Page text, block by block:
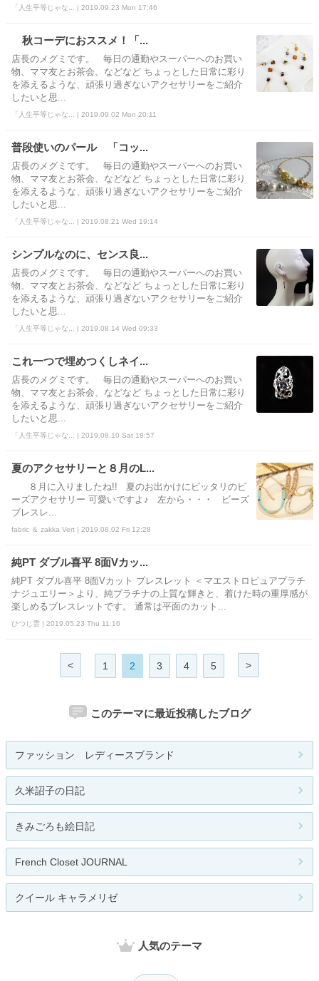
「人生平等じゃな... | 2019.09.23 Mon 17:46
秋コーデにおススメ！「...
店長のメグミです。 毎日の通勤やスーパーへのお買い
物、ママ友とお茶会、などなど ちょっとした日常に彩り
を添えるような、頑張り過ぎないアクセサリーをご紹介
したいと思...
「人生平等じゃな... | 2019.09.02 Mon 20:11
普段使いのパール 「コッ...
店長のメグミです。 毎日の通勤やスーパーへのお買い
物、ママ友とお茶会、などなど ちょっとした日常に彩り
を添えるような、頑張り過ぎないアクセサリーをご紹介
したいと思...
「人生平等じゃな... | 2019.08.21 Wed 19:14
シンプルなのに、センス良...
店長のメグミです。 毎日の通勤やスーパーへのお買い
物、ママ友とお茶会、などなど ちょっとした日常に彩り
を添えるような、頑張り過ぎないアクセサリーをご紹介
したいと思...
「人生平等じゃな... | 2019.08.14 Wed 09:33
これ一つで埋めつくしネイ...
店長のメグミです。 毎日の通勤やスーパーへのお買い
物、ママ友とお茶会、などなど ちょっとした日常に彩り
を添えるような、頑張り過ぎないアクセサリーをご紹介
したいと思...
「人生平等じゃな... | 2019.08.10 Sat 18:57
夏のアクセサリーと８月のL...
８月に入りましたね!! 夏のお出かけにピッタリのビ
ーズアクセサリー 可愛いですよ♪ 左から・・・ ビーズ
ブレスレ...
fabric ＆ zakka Vert | 2019.08.02 Fri 12:28
純PT ダブル喜平 8面Vカッ...
純PT ダブル喜平 8面Vカット ブレスレット ＜マエストロピュアプラチ
ナジュエリー＞より、純プラチナの上質な輝きと、着けた時の重厚感が
楽しめるブレスレットです。 通常は平面のカット...
ひつじ雲 | 2019.05.23 Thu 11:16
< 1 2 3 4 5 >
このテーマに最近投稿したブログ
ファッション レディースブランド
久米詔子の日記
きみごろも絵日記
French Closet JOURNAL
クイール キャラメリゼ
人気のテーマ